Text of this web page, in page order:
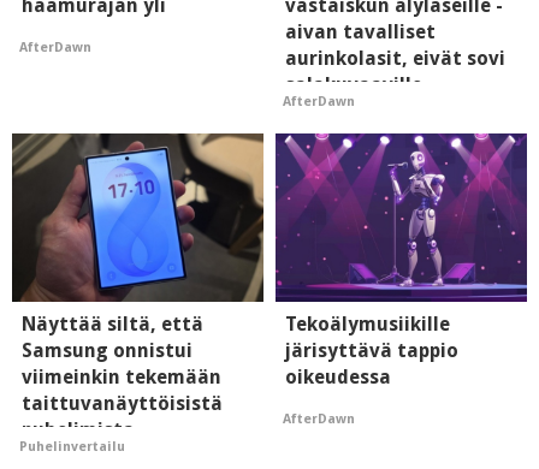
haamurajan yli
AfterDawn
vastaiskun älylaseille -
aivan tavalliset
aurinkolasit, eivät sovi
salakuvaaville
hyypiöille
AfterDawn
Näyttää siltä, että
Samsung onnistui
viimeinkin tekemään
taittuvanäyttöisistä
puhelimista
supersuosittuja
Puhelinvertailu
Tekoälymusiikille
järisyttävä tappio
oikeudessa
AfterDawn